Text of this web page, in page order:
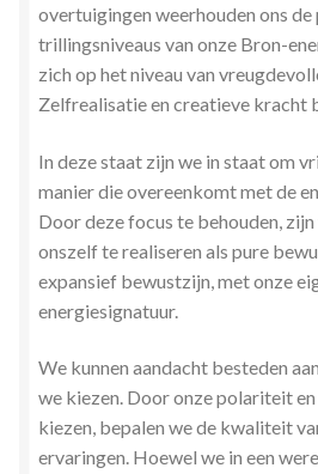
overtuigingen weerhouden ons
trillingsniveaus van onze Bron-
zich op het niveau van
Zelfrealisatie en creatieve kracht
In deze staat zijn we in staat om
manier die overeenkomt met de
Door deze focus te behouden,
onszelf te realiseren als pure
expansief bewustzijn, met onze
energiesignatuur.
We kunnen aandacht besteden
we kiezen. Door onze polariteit
kiezen, bepalen we de kwaliteit
ervaringen. Hoewel we in een